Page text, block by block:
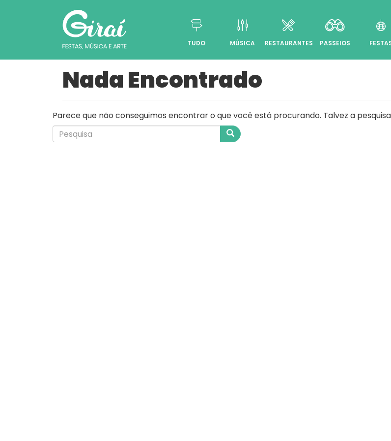
Pular para o conteúdo
TUDO MÚSICA RESTAURANTES PASSEIOS
Nada Encontrado
Parece que não conseguimos encontrar o que você está procurando. Talvez a